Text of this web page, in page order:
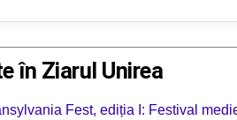
în Ziarul Unirea
Fest, ediția I: Festival